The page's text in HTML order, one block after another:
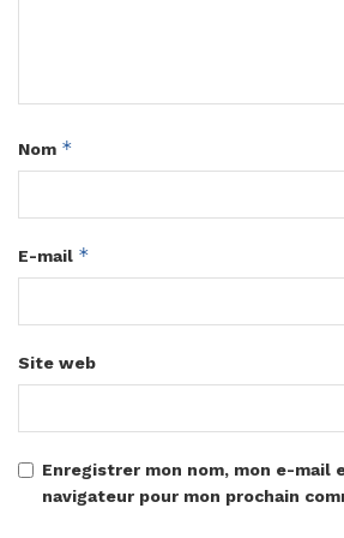
Nom *
E-mail *
Site web
Enregistrer mon nom, mon e-mail
navigateur pour mon prochain